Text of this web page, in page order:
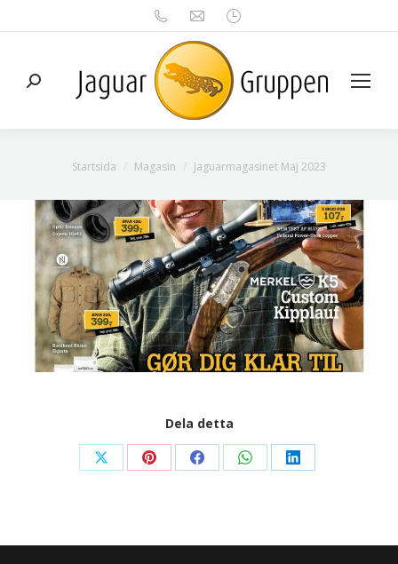
Search:
Du är här:
Startsida Magasin Jaguarmagasinet Maj 2023
Dela detta
Dela
Dela
Dela
Dela
Dela